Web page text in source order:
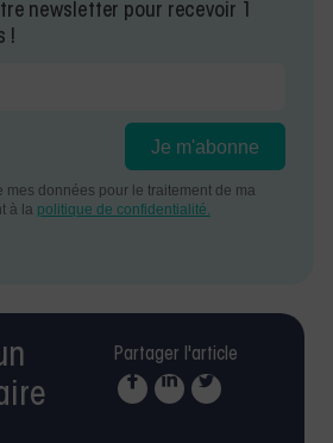
newsletter pour recevoir 1
!
Partager l'article